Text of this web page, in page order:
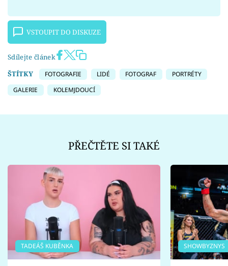
VSTOUPIT DO DISKUZE
Sdílejte článek
ŠTÍTKY
FOTOGRAFIE LIDÉ FOTOGRAF
PORTRÉTY
GALERIE
KOLEMJDOUCÍ
PŘEČTĚTE SI TAKÉ
TADEÁŠ KUBĚNKA SHOWBYZNYS